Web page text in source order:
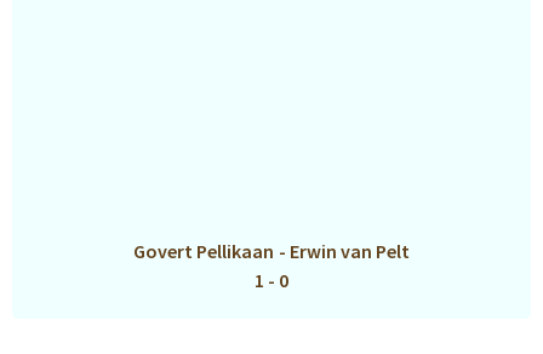
Govert Pellikaan - Erwin van Pelt
1 - 0